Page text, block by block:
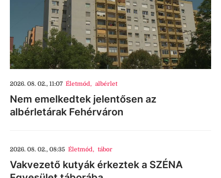
2026. 08. 02., 11:07 Életmód, albérlet
Nem emelkedtek jelentősen az
albérletárak Fehérváron
2026. 08. 02., 08:35 Életmód, tábor
Vakvezető kutyák érkeztek a SZÉNA